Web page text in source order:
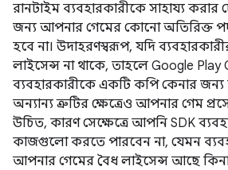
রানটাইম ব্যবহারকারীকে সাহায্য করার
জন্য আপনার গেমের কোনো অতিরিক্ত
হবে না। উদাহরণস্বরূপ, যদি
লাইসেন্স না থাকে, তাহলে Google Play
ব্যবহারকারীকে একটি কপি কেনার
অন্যান্য ত্রুটির ক্ষেত্রেও আপনার গেম
উচিত, কারণ সেক্ষেত্রে আপনি SDK
কাজগুলো করতে পারবেন না, যেমন
আপনার গেমের বৈধ লাইসেন্স আছে কিনা